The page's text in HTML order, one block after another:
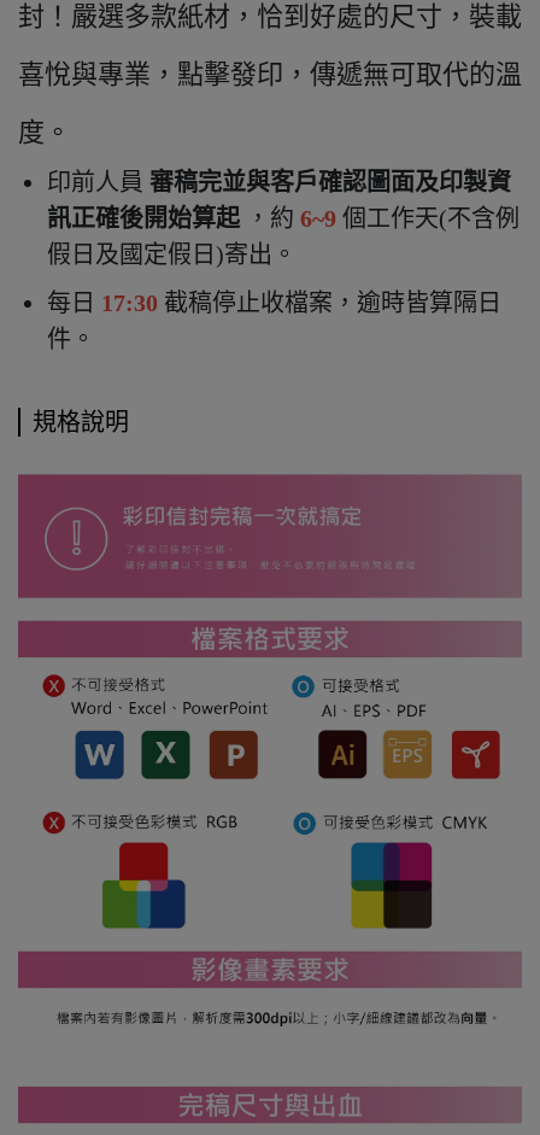
封！嚴選多款紙材，恰到好處的尺寸，裝載
喜悅與專業，點擊發印，傳遞無可取代的溫
度。
印前人員 審稿完並與客戶確認圖面及印製資
訊正確後開始算起 ，約 6~9 個工作天(不含例
假日及國定假日)寄出 。
每日 17:30 截稿停止收檔案，逾時皆算隔日
件。
規格說明